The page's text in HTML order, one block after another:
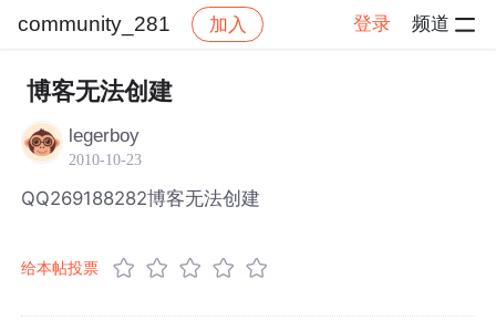
community_281 加入 登录 频道
社区 community_281
博客无法创建
legerboy
2010-10-23
QQ269188282博客无法创建
给本帖投票